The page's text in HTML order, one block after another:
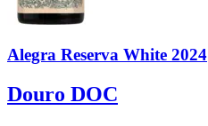
Alegra Reserva White 2024
Douro DOC